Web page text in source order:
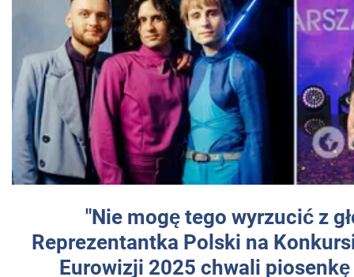
"Nie mogę tego wyrzucić z
Reprezentantka Polski na
Eurowizji 2025 chwali